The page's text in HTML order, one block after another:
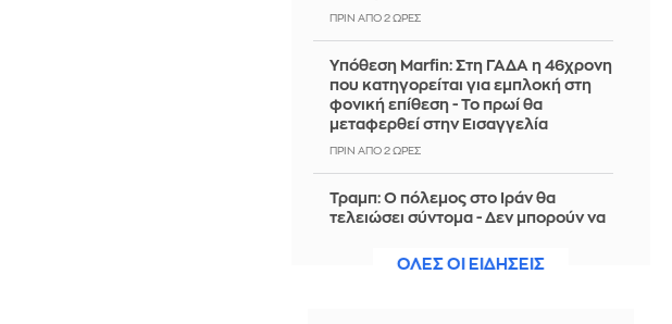
ΠΡΙΝ ΑΠΌ 2 ΏΡΕΣ
Υπόθεση Marfin: Στη ΓΑΔΑ η 46χρονη
που κατηγορείται για εμπλοκή στη
φονική επίθεση - Το πρωί θα
μεταφερθεί στην Εισαγγελία
ΠΡΙΝ ΑΠΌ 2 ΏΡΕΣ
Τραμπ: Ο πόλεμος στο Ιράν θα
τελειώσει σύντομα - Δεν μπορούν να
ΠΡΙΝ ΑΠΌ 2 ΏΡΕΣΟΛΕΣ ΟΙ ΕΙΔΗΣΕΙΣ